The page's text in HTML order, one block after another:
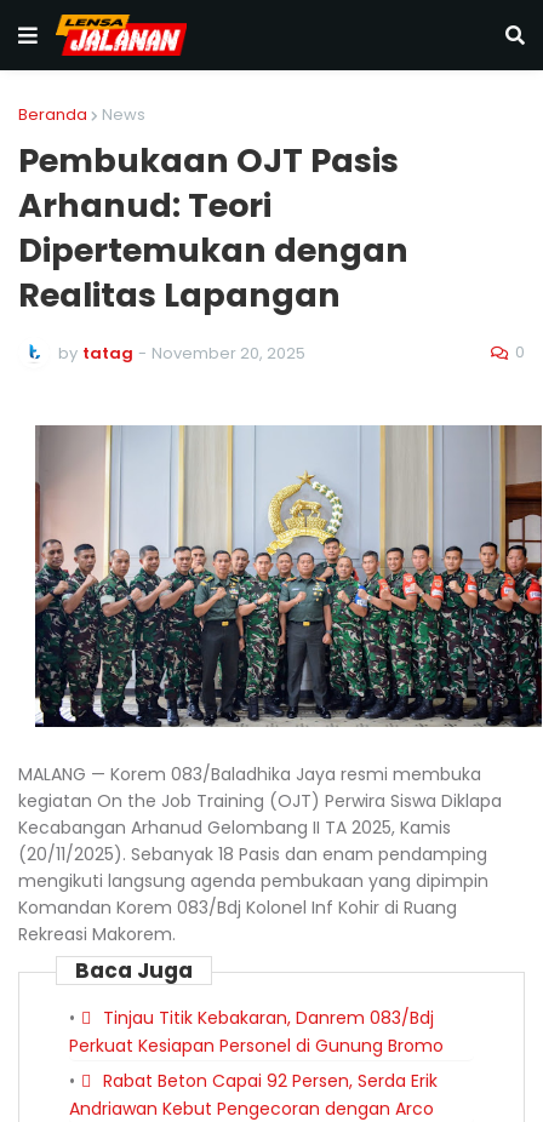
Beranda News
Pembukaan OJT Pasis
Arhanud: Teori
Dipertemukan dengan
Realitas Lapangan
by tatag - November 20, 2025 0
MALANG — Korem 083/Baladhika Jaya resmi membuka
kegiatan On the Job Training (OJT) Perwira Siswa Diklapa
Kecabangan Arhanud Gelombang II TA 2025, Kamis
(20/11/2025). Sebanyak 18 Pasis dan enam pendamping
mengikuti langsung agenda pembukaan yang dipimpin
Komandan Korem 083/Bdj Kolonel Inf Kohir di Ruang
Rekreasi Makorem.
Baca Juga
Tinjau Titik Kebakaran, Danrem 083/Bdj
Perkuat Kesiapan Personel di Gunung Bromo
Rabat Beton Capai 92 Persen, Serda Erik
Andriawan Kebut Pengecoran dengan Arco